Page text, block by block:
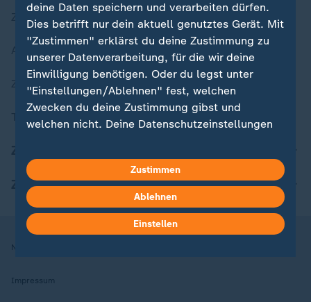
Zuletzt veröffentlicht
Aktuelle Sendungs-Videos
ZDFheute Stories
Themen im Überblick
ZDFheute Apps
Nutzungsbedingungen
Impressum
deine Daten speichern und verarbeiten dürfen.
Dies betrifft nur dein aktuell genutztes Gerät. Mit
"Zustimmen" erklärst du deine Zustimmung zu
unserer Datenverarbeitung, für die wir deine
Einwilligung benötigen. Oder du legst unter
"Einstellungen/Ablehnen" fest, welchen
Zwecken du deine Zustimmung gibst und
welchen nicht. Deine Datenschutzeinstellungen
in deinen Einstellungen widerrufen oder ändern.
Hier findest du das Impressum.
Weitere Informationen findest du in unserer
Datenschutzerklärung.
Zustimmen
Ablehnen
Einstellen